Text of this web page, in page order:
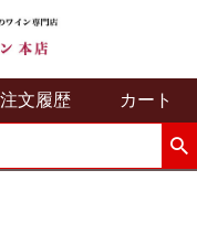
注文履歴 カート